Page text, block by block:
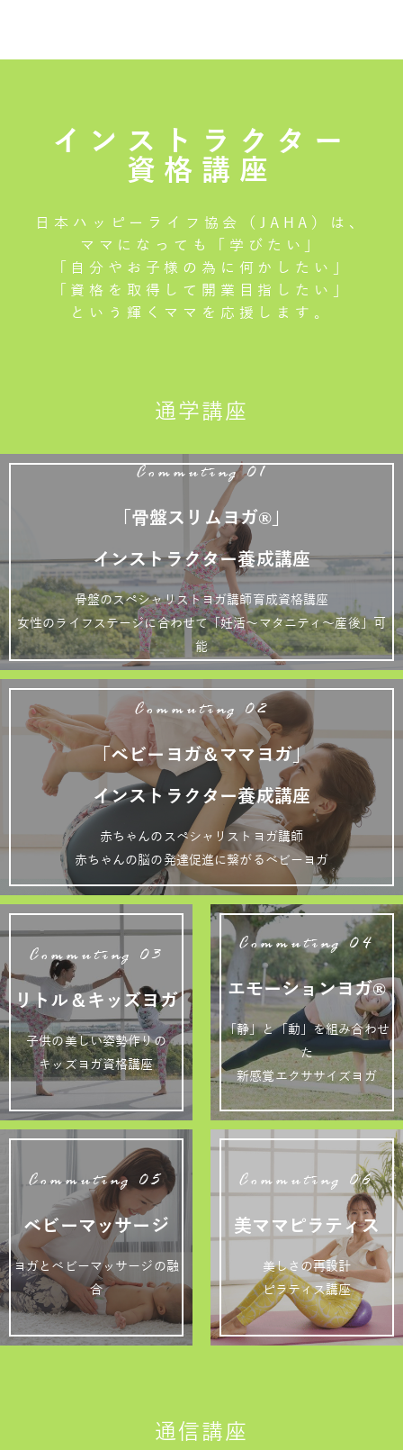
インストラクター
資格講座
日本ハッピーライフ協会（JAHA）は、
ママになっても「学びたい」
「自分やお子様の為に何かしたい」
「資格を取得して開業目指したい」
という輝くママを応援します。
通学講座
Commuting 01
「骨盤スリムヨガ®」
インストラクター養成講座
骨盤のスペシャリストヨガ講師育成資格講座
女性のライフステージに合わせて「妊活～マタニティ～産後」可
能
Commuting 02
「ベビーヨガ＆ママヨガ」
インストラクター養成講座
赤ちゃんのスペシャリストヨガ講師
赤ちゃんの脳の発達促進に繋がるベビーヨガ
Commuting 03
リトル＆キッズヨガ
子供の美しい姿勢作りの
キッズヨガ資格講座
Commuting 04
エモーションヨガ®
「静」と「動」を組み合わせ
た
新感覚エクササイズヨガ
Commuting 05
ベビーマッサージ
ヨガとベビーマッサージの融
合
Commuting 06
美ママピラティス
美しさの再設計
ピラティス講座
通信講座